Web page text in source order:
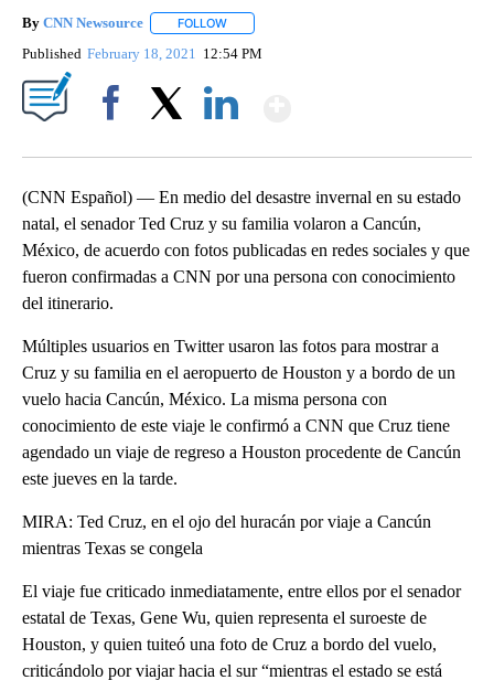
By CNN Newsource FOLLOW
Published February 18, 2021 12:54 PM
(CNN Español) — En medio del desastre invernal en su estado
natal, el senador Ted Cruz y su familia volaron a Cancún,
México, de acuerdo con fotos publicadas en redes sociales y que
fueron confirmadas a CNN por una persona con conocimiento
del itinerario.
Múltiples usuarios en Twitter usaron las fotos para mostrar a
Cruz y su familia en el aeropuerto de Houston y a bordo de un
vuelo hacia Cancún, México. La misma persona con
conocimiento de este viaje le confirmó a CNN que Cruz tiene
agendado un viaje de regreso a Houston procedente de Cancún
este jueves en la tarde.
MIRA: Ted Cruz, en el ojo del huracán por viaje a Cancún
mientras Texas se congela
El viaje fue criticado inmediatamente, entre ellos por el senador
estatal de Texas, Gene Wu, quien representa el suroeste de
Houston, y quien tuiteó una foto de Cruz a bordo del vuelo,
criticándolo por viajar hacia el sur “mientras el estado se está